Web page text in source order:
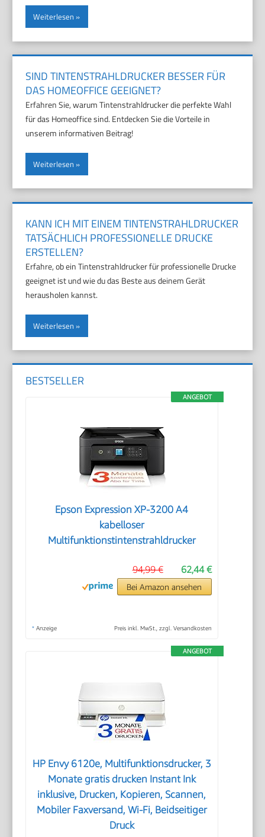
Weiterlesen
SIND TINTENSTRAHLDRUCKER BESSER FÜR
DAS HOMEOFFICE GEEIGNET?
Erfahren Sie, warum Tintenstrahldrucker die perfekte Wahl
für das Homeoffice sind. Entdecken Sie die Vorteile in
unserem informativen Beitrag!
Weiterlesen
KANN ICH MIT EINEM TINTENSTRAHLDRUCKER
TATSÄCHLICH PROFESSIONELLE DRUCKE
ERSTELLEN?
Erfahre, ob ein Tintenstrahldrucker für professionelle Drucke
geeignet ist und wie du das Beste aus deinem Gerät
herausholen kannst.
Weiterlesen
BESTSELLER
ANGEBOT
Epson Expression XP-3200 A4
kabelloser
Multifunktionstintenstrahldrucker
62,44 €
94,99 €
Bei Amazon ansehen
* Anzeige Preis inkl. MwSt., zzgl. Versandkosten
ANGEBOT
HP Envy 6120e, Multifunktionsdrucker, 3
Monate gratis drucken Instant Ink
inklusive, Drucken, Kopieren, Scannen,
Mobiler Faxversand, Wi-Fi, Beidseitiger
Druck